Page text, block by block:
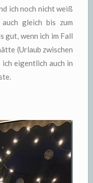
ich noch nicht weiß
gleich bis zum
gut, wenn ich im Fall
(Urlaub zwischen
eigentlich auch in